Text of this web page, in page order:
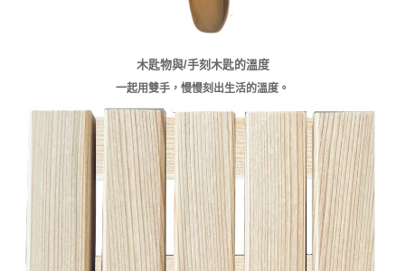
木匙物與/手刻木匙的溫度
一起用雙手，慢慢刻出生活的溫度。